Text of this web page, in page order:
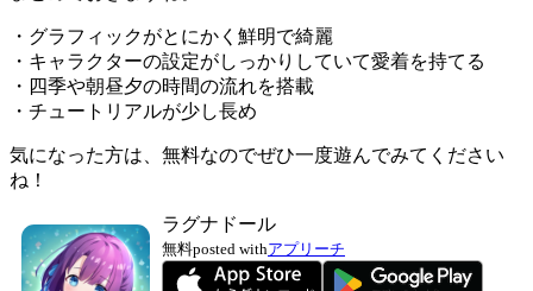
・グラフィックがとにかく鮮明で綺麗
・キャラクターの設定がしっかりしていて愛着を持てる
・四季や朝昼夕の時間の流れを搭載
・チュートリアルが少し長め
気になった方は、無料なのでぜひ一度遊んでみてください
ね！
ラグナドール
無料posted withアプリーチ